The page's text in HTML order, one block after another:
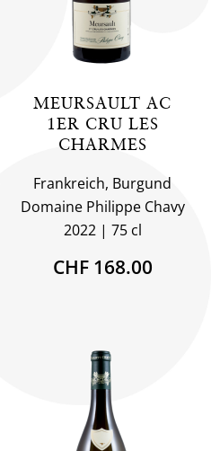
MEURSAULT AC
1ER CRU LES
CHARMES
Frankreich, Burgund
Domaine Philippe Chavy
2022
75 cl
CHF 168.00